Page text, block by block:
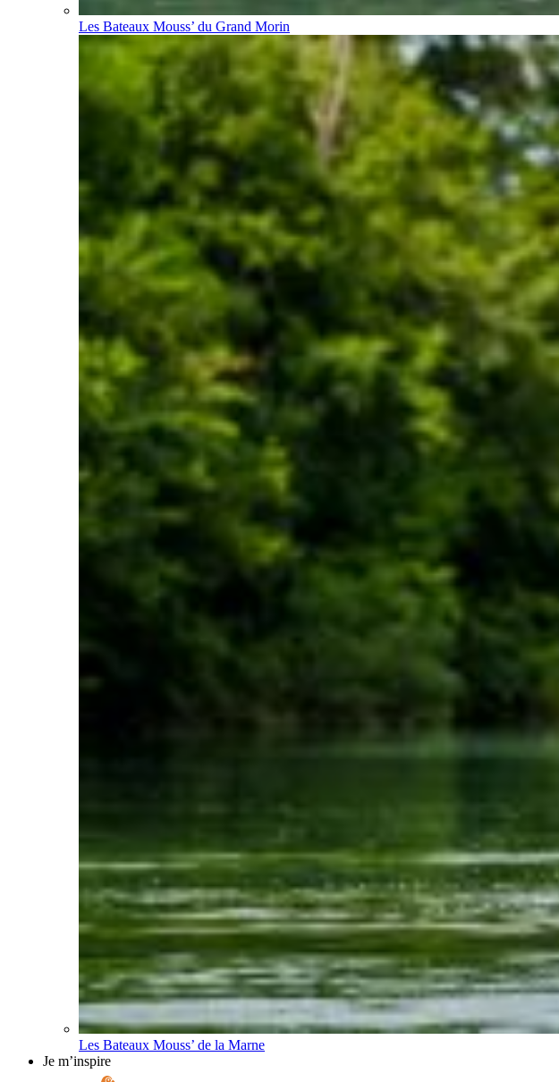
Les Bateaux Mouss’ du Grand Morin
Les Bateaux Mouss’ de la Marne
Je m’inspire